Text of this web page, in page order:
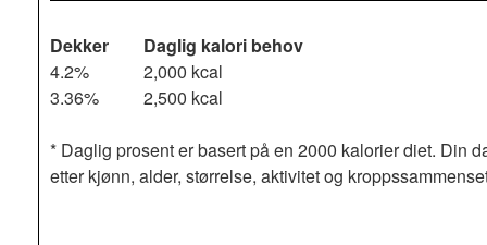
Dekker
Daglig kalori behov
4.2%
2,000 kcal
3.36%
2,500 kcal
* Daglig prosent er basert på en 2000 kalorier diet. Din
etter kjønn, alder, størrelse, aktivitet og